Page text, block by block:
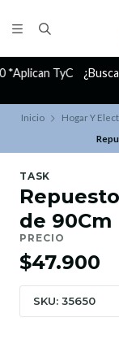
¿Buscas
Inicio Hogar Y
TASK
de 90Cm
PRECIO
$47.900
SKU: 35650